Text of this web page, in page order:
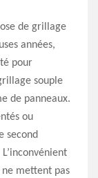
de grillage
années,
pour
souple
de panneaux.
ou
second
ne mettent pas